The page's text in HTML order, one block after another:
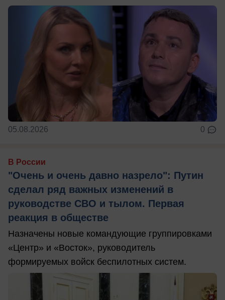
05.08.2026 0
В России
"Очень и очень давно назрело": Путин
сделал ряд важных изменений в
руководстве СВО и тылом. Первая
реакция в обществе
Назначены новые командующие группировками
«Центр» и «Восток», руководитель
формируемых войск беспилотных систем.